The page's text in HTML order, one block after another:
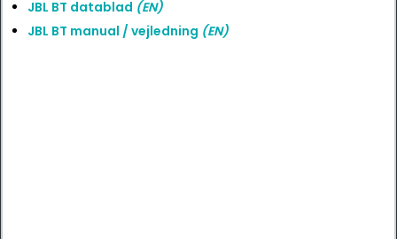
JBL BT datablad (EN)
JBL BT manual / vejledning (EN)